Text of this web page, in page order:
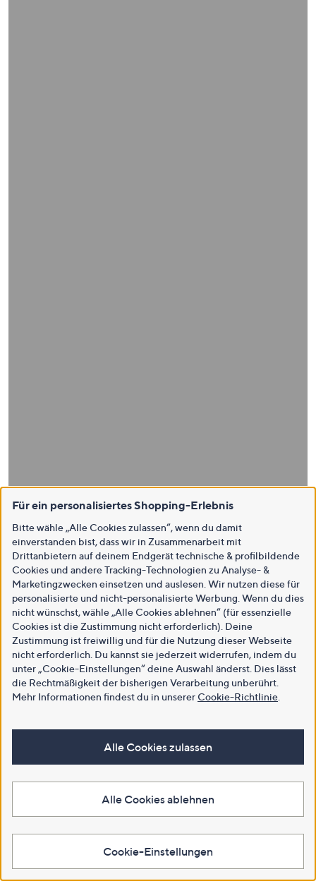
Für ein personalisiertes Shopping-Erlebnis
Bitte wähle „Alle Cookies zulassen“, wenn du damit
einverstanden bist, dass wir in Zusammenarbeit mit
Drittanbietern auf deinem Endgerät technische & profilbildende
Cookies und andere Tracking-Technologien zu Analyse- &
Marketingzwecken einsetzen und auslesen. Wir nutzen diese für
personalisierte und nicht-personalisierte Werbung. Wenn du dies
nicht wünschst, wähle „Alle Cookies ablehnen“ (für essenzielle
Cookies ist die Zustimmung nicht erforderlich). Deine
Zustimmung ist freiwillig und für die Nutzung dieser Webseite
nicht erforderlich. Du kannst sie jederzeit widerrufen, indem du
unter „Cookie-Einstellungen“ deine Auswahl änderst. Dies lässt
die Rechtmäßigkeit der bisherigen Verarbeitung unberührt.
Mehr Informationen findest du in unsererCookie-Richtlinie
Alle Cookies zulassen
Alle Cookies ablehnen
Cookie-Einstellungen